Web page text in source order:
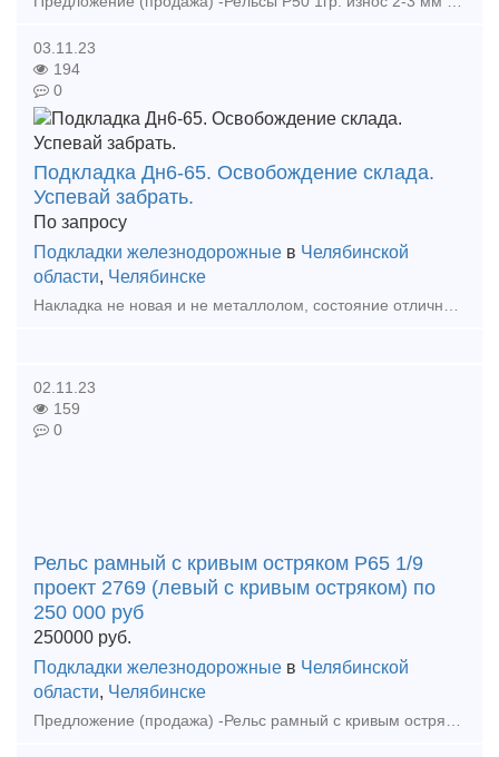
03.11.23
194
0
Подкладка Дн6-65. Освобождение склада.
Успевай забрать.
По запросу
Подкладки железнодорожные в Челябинской
области, Челябинске
Накладка не новая и не металлолом, состояние отличное, смотрите на фото. В наличии около 30 тонн. Наличнка 21000, безнал 28000 Накладки 1Р65 (новые и б/у); Накладки 2Р65 (новые и б/
02.11.23
159
0
Рельс рамный с кривым остряком Р65 1/9
проект 2769 (левый с кривым остряком) по
250 000 руб
250000 руб.
Подкладки железнодорожные в Челябинской
области, Челябинске
Предложение (продажа) -Рельс рамный с кривым остряком Р65 1/9 проект 2769 (левый с кривым остряком) по 250 000 руб - Ремкомплект Р50 1/6 резерв по 145 000 руб